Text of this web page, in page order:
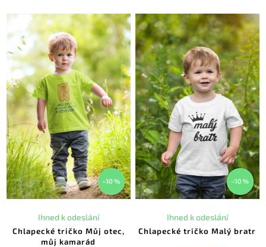
–10 %
Chlapecké tričko Můj otec,
můj kamarád
Ihned k odeslání
–10 %
Chlapecké tričko Malý bratr
Ihned k odeslání